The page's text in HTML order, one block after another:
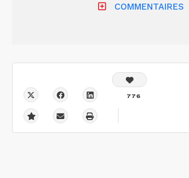
COMMENTAIRES
776